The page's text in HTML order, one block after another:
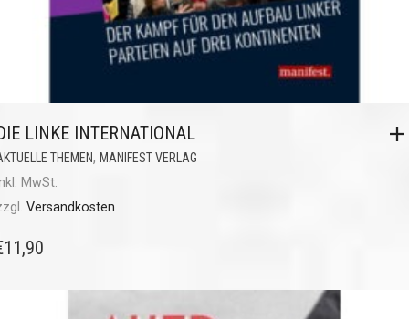
LINKE INTERNATIONAL
THEMEN, MANIFEST VERLAG
MwSt.
Versandkosten
11,90